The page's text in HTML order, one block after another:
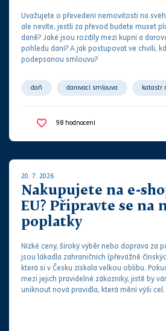
Uvažujete o převedení nemovitosti na
ale nevíte, jestli za převod budete muset
daně? Jaké jsou rozdíly mezi kupní a
pohledu daní? A jak postupovat ve chvíli,
podepsanou smlouvu?
daň darovací smlouva katastr
kupní smlouva
osvobození od daně
98 hodnocení
20. 7. 2026
Nakupujete na e-
EU? Připravte se na
poplatky
Nízké ceny, široký výběr nebo doprava za
jsou lákadla zahraničních (převážně
která si v Česku získala velkou oblibu.
mezi jejich pravidelné zákazníky, jistě by
uniknout nová pravidla, která mění výši cel.